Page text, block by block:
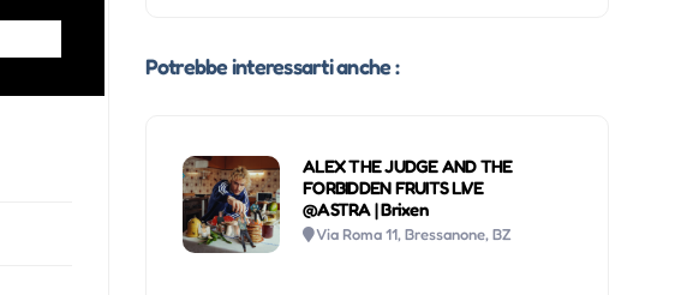
Potrebbe interessarti anche :
ALEX THE JUDGE AND THE
FORBIDDEN FRUITS LIVE
@ASTRA | Brixen
Via Roma 11, Bressanone, BZ